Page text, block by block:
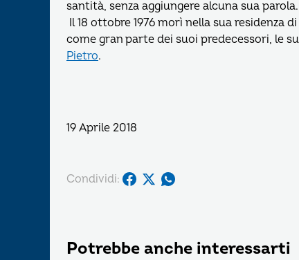
santità, senza aggiungere alcuna sua parola.
Il 18 ottobre 1976 morì nella sua residenza
come gran parte dei suoi predecessori, le
Pietro.
19 Aprile 2018
Condividi:
Potrebbe anche interessarti